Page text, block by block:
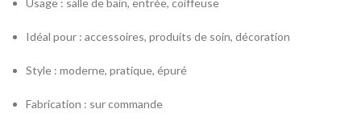
Usage : salle de bain, entrée, coiffeuse
Idéal pour : accessoires, produits de soin, décoration
Style : moderne, pratique, épuré
Fabrication : sur commande